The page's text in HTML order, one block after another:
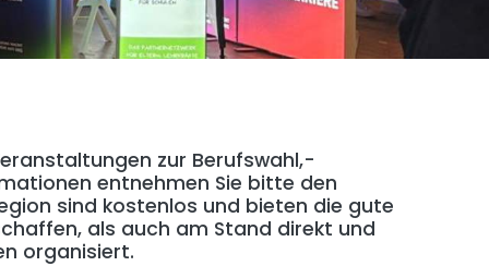
zur Berufswahl,-
entnehmen Sie bitte den
sind kostenlos und bieten die gute
als auch am Stand direkt und
organisiert.